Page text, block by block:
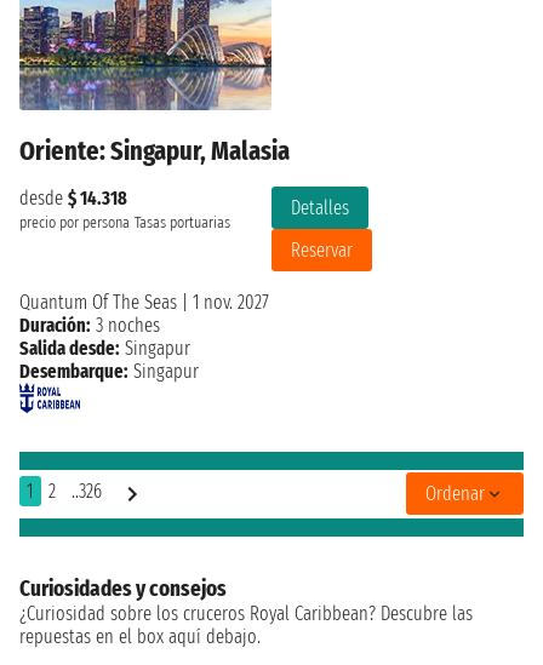
Oriente: Singapur, Malasia
desde $ 14.318
precio por persona Tasas portuarias
Detalles
Reservar
Quantum Of The Seas
1 nov. 2027
Duración: 3 noches
Salida desde: Singapur
Desembarque: Singapur
1 2 ..326 Ordenar
Curiosidades y consejos
¿Curiosidad sobre los cruceros Royal Caribbean? Descubre las
repuestas en el box aquí debajo.